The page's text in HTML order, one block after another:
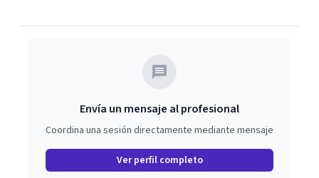
Envía un mensaje al profesional
Coordina una sesión directamente mediante mensaje
Ver perfil completo